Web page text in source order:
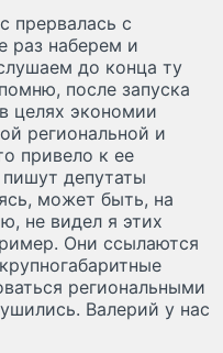
прервалась с
раз наберем и
до конца ту
после запуска
целях экономии
региональной и
привело к ее
депутаты
может быть, на
не видел я этих
Они ссылаются
региональными
Валерий у нас